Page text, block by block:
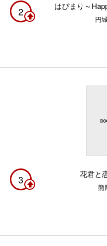
2 はぴまり～
円
3 花君と
熊